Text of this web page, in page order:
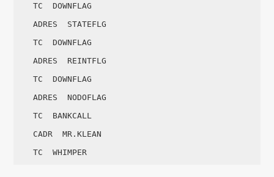
    TC  DOWNFLAG
    ADRES  STATEFLG
    TC  DOWNFLAG
    ADRES  REINTFLG
    TC  DOWNFLAG
    ADRES  NODOFLAG
    TC  BANKCALL
    CADR  MR.KLEAN
    TC  WHIMPER